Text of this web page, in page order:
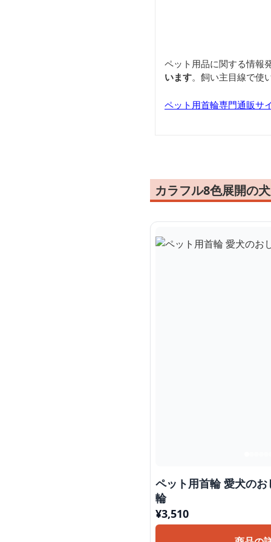
ペット用品に関する情報
います。飼い主目線で使
ペット用首輪専門通販サ
カラフル8色展開の
ペット用首輪 愛犬のおしゃれ蝶ネクタイ付き首
輪
¥3,510